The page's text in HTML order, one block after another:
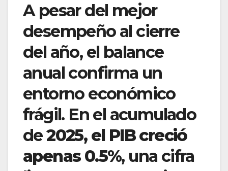
A pesar del mejor
desempeño al cierre
del año, el balance
anual confirma un
entorno económico
frágil. En el acumulado
de2025, el PIB creció
apenas 0.5%, una cifra